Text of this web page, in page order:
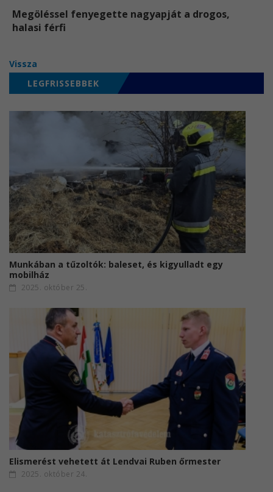
Megöléssel fenyegette nagyapját a drogos,
halasi férfi
Vissza
LEGFRISSEBBEK
Munkában a tűzoltók: baleset, és kigyulladt egy
mobilház
2025. október 25.
Elismerést vehetett át Lendvai Ruben őrmester
2025. október 24.